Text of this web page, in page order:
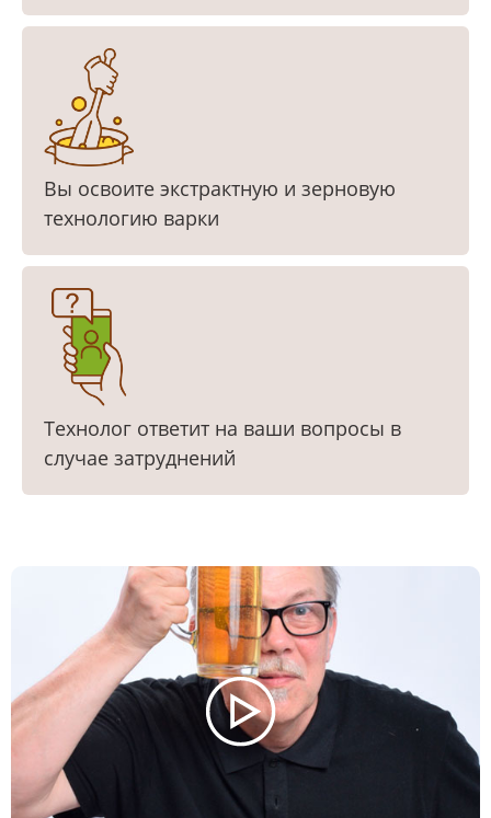
Вы освоите экстрактную и зерновую
технологию варки
Технолог ответит на ваши вопросы в
случае затруднений